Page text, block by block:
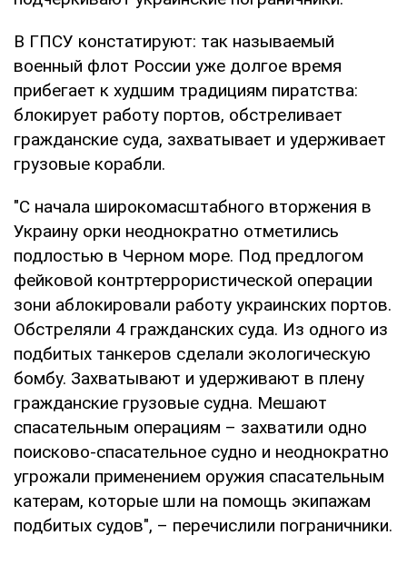
В ГПСУ констатируют: так называемый
военный флот России уже долгое время
прибегает к худшим традициям пиратства:
блокирует работу портов, обстреливает
гражданские суда, захватывает и удерживает
грузовые корабли.
"С начала широкомасштабного вторжения в
Украину орки неоднократно отметились
подлостью в Черном море. Под предлогом
фейковой контртеррористической операции
зони аблокировали работу украинских портов.
Обстреляли 4 гражданских суда. Из одного из
подбитых танкеров сделали экологическую
бомбу. Захватывают и удерживают в плену
гражданские грузовые судна. Мешают
спасательным операциям – захватили одно
поисково-спасательное судно и неоднократно
угрожали применением оружия спасательным
катерам, которые шли на помощь экипажам
подбитых судов", – перечислили пограничники.